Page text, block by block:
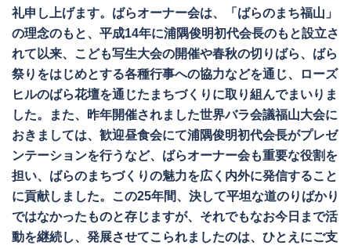
礼申し上げます。ばらオーナー会は、「ばらのまち福山」
の理念のもと、平成14年に浦隅俊明初代会長のもと設立さ
れて以来、こども写生大会の開催や春秋の切りばら、ばら
祭りをはじめとする各種行事への協力などを通じ、ローズ
ヒルのばら花壇を通じたまちづくりに取り組んでまいりま
した。また、昨年開催されました世界バラ会議福山大会に
おきましては、歓迎昼食会にて浦隅俊明初代会長がプレゼ
ンテーションを行うなど、ばらオーナー会も重要な役割を
担い、ばらのまちづくりの魅力を広く内外に発信すること
に貢献しました。この25年間、決して平坦な道のりばかり
ではなかったものと存じますが、それでもなお今日まで活
動を継続し、発展させてこられましたのは、ひとえにご支